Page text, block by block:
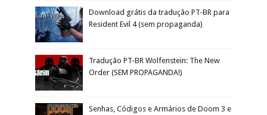
Download grátis da tradução PT-BR para
Resident Evil 4 (sem propaganda)
Tradução PT-BR Wolfenstein: The New
Order (SEM PROPAGANDA!)
Senhas, Códigos e Armários de Doom 3 e